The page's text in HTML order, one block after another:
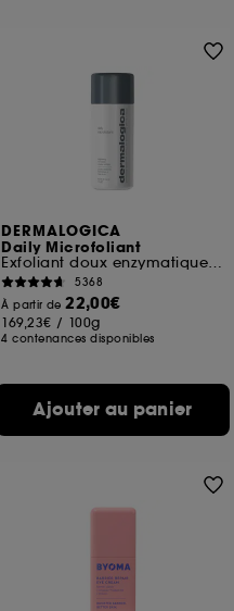
DERMALOGICA
Daily Microfoliant
Exfoliant doux enzymatique et mécanique
5368
À partir de22,00€
169,23€ / 100g
4 contenances disponibles
Ajouter au panier